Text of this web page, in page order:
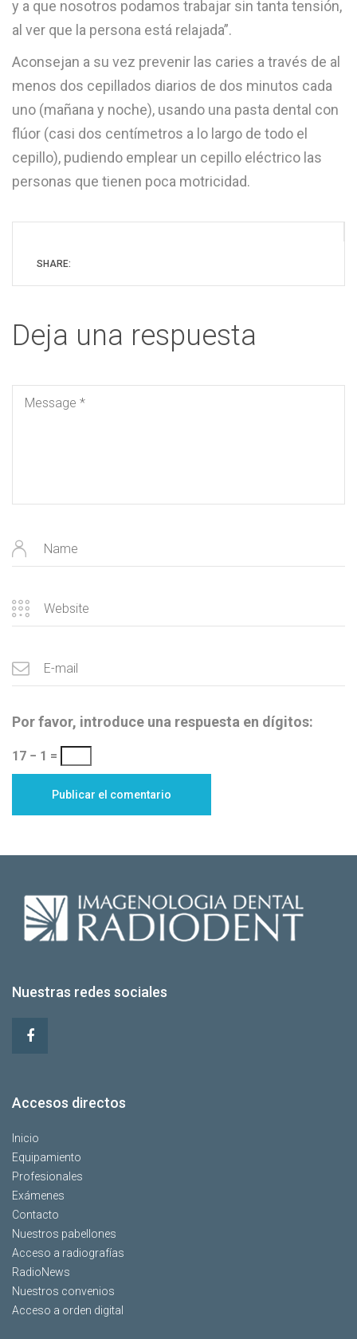
y a que nosotros podamos trabajar sin tanta tensión,
al ver que la persona está relajada”.
Aconsejan a su vez prevenir las caries a través de al
menos dos cepillados diarios de dos minutos cada
uno (mañana y noche), usando una pasta dental con
flúor (casi dos centímetros a lo largo de todo el
cepillo), pudiendo emplear un cepillo eléctrico las
personas que tienen poca motricidad.
SHARE:
Deja una respuesta
Por favor, introduce una respuesta en dígitos:
17 − 1 =
Nuestras redes sociales
Accesos directos
Inicio
Equipamiento
Profesionales
Exámenes
Contacto
Nuestros pabellones
Acceso a radiografías
RadioNews
Nuestros convenios
Acceso a orden digital